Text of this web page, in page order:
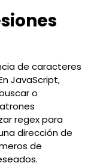
de caracteres
JavaScript,
o
regex para
dirección de
de